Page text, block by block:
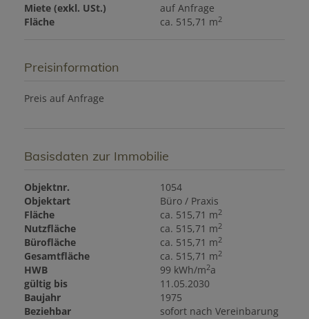
Miete (exkl. USt.)
auf Anfrage
Fläche
ca. 515,71 m2
Preisinformation
Preis auf Anfrage
Basisdaten zur Immobilie
Objektnr.
1054
Objektart
Büro / Praxis
Fläche
ca. 515,71 m2
Nutzfläche ca. 515,71 m2
Bürofläche ca. 515,71 m2
Gesamtfläche ca. 515,71 m2
HWB 99 kWh/m2a
gültig bis
11.05.2030
Baujahr
1975
Beziehbar
sofort nach Vereinbarung